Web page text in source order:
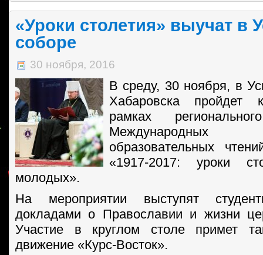
«Уроки столетия» выучат в
соборе
30 ноября, 2016
В среду, 30 ноября, в
Хабаровска пройдет
рамках
Международных
образовательных
«1917-2017: уроки
молодых».
На мероприятии выступят
докладами о Православии и жизни
Участие в круглом столе примет
движение «Курс-Восток».